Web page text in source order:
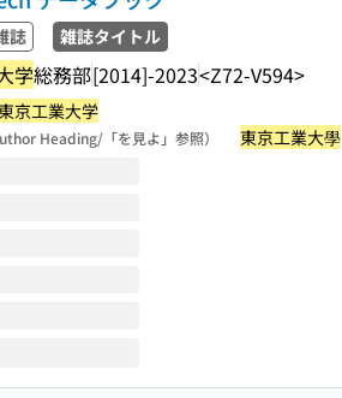
誌 雑誌タイトル
学総務部[2014]-2023<Z72-V594>
東京工業大学
Heading/「を見よ」参照） 東京工業大學
巻号